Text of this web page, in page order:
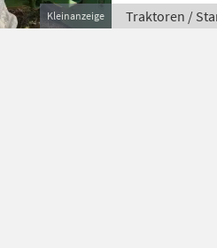
Kleinanzeige Traktoren /